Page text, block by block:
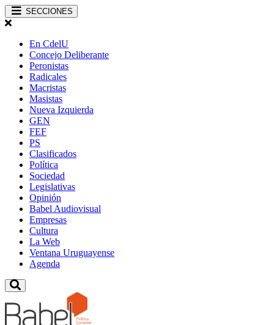
SECCIONES
En CdelU
Concejo Deliberante
Peronistas
Radicales
Macristas
Masistas
Nueva Izquierda
GEN
FEF
PS
Clasificados
Política
Sociedad
Legislativas
Opinión
Babel Audiovisual
Empresas
Cultura
La Web
Ventana Uruguayense
Agenda